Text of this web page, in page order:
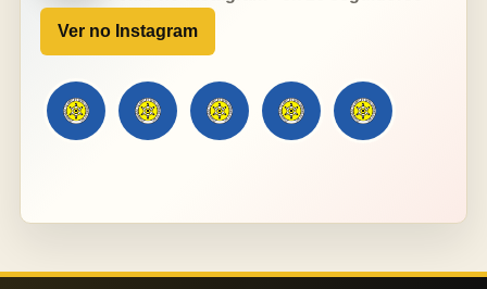
Ver no Instagram